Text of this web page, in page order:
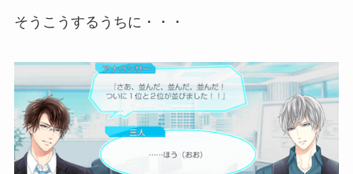
そうこうするうちに・・・